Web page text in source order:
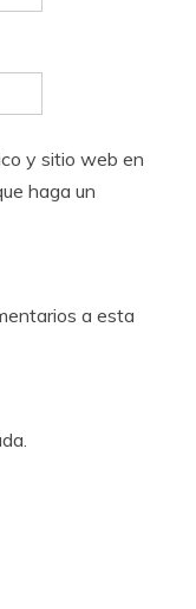
y sitio web en
haga un
a esta